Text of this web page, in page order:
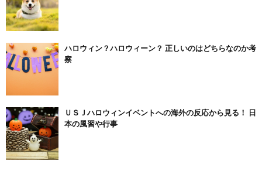
ハロウィン？ハロウィーン？ 正しいのはどちらなのか考
察
ＵＳＪハロウィンイベントへの海外の反応から見る！ 日
本の風習や行事